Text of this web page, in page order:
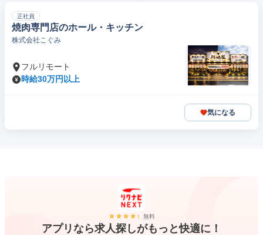
正社員
焼肉専門店のホール・キッチン
株式会社こぐみ
フルリモート
時給30万円以上
気になる
無料
アプリなら求人探しがもっと快適に！